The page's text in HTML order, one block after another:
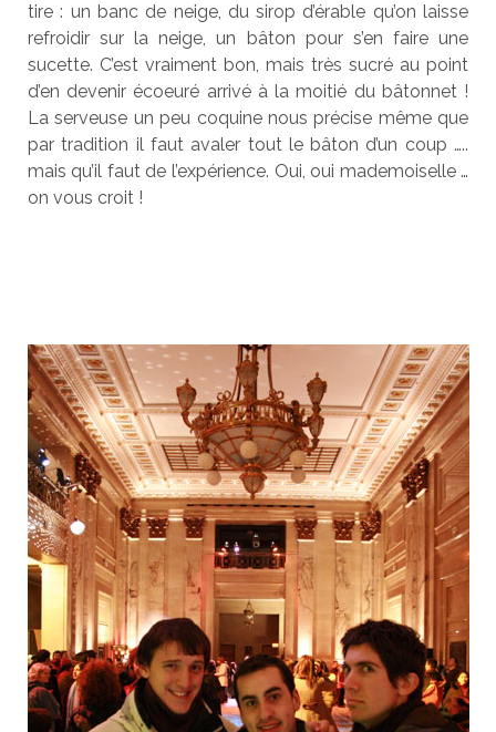
tire : un banc de neige, du sirop d’érable qu’on laisse
refroidir sur la neige, un bâton pour s’en faire une
sucette. C’est vraiment bon, mais très sucré au point
d’en devenir écoeuré arrivé à la moitié du bâtonnet !
La serveuse un peu coquine nous précise même que
par tradition il faut avaler tout le bâton d’un coup …..
mais qu’il faut de l’expérience. Oui, oui mademoiselle …
on vous croit !